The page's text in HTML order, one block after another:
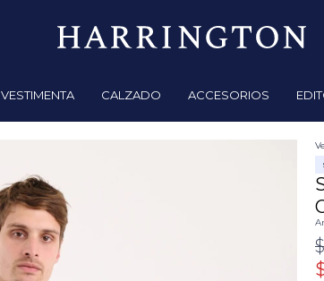
VESTIMENTA CALZADO ACCESORIOS